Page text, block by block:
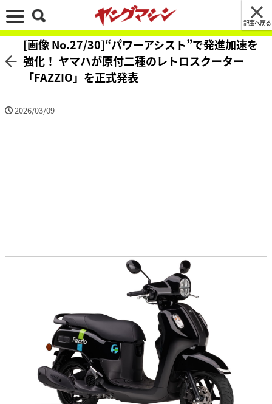
記事へ戻る
[画像 No.27/30]“パワーアシスト”で発進加速を
強化！ ヤマハが原付二種のレトロスクーター
「FAZZIO」を正式発表
2026/03/09